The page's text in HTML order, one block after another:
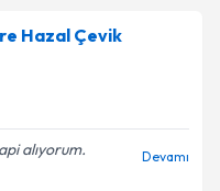
Hazal Çevik
alıyorum.
Devamı